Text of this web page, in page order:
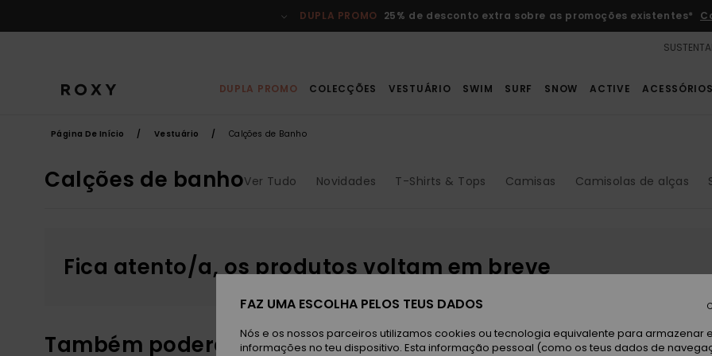
da
DUPLA PROMO 25% de desconto extra sobre as promoções existentes*
DUPLA PROMO COLECÇÕES VESTUÁRIO SWIM SURF SNOW ACTIVE ACESSÓRIOS
Página De Início Vestuário Calções de Banho
Calções de banhoVer Tudo Novidades T-Shirts & Tops Camisas Camisolas de alças
Fica atento/a, os produtos voltam em breve
Também poderás gostar
FAZ UMA ESCOLHA PELOS TEUS DADOS
Nós e os nossos parceiros utilizamos cookies ou tecnologia equivalente para armazenar
informações no teu dispositivo. Esta informação pessoal (como os teus dados de